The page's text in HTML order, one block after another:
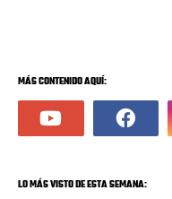
MÁS CONTENIDO AQUÍ:
LO MÁS VISTO DE ESTA SEMANA: